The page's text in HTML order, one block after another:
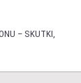
– SKUTKI,